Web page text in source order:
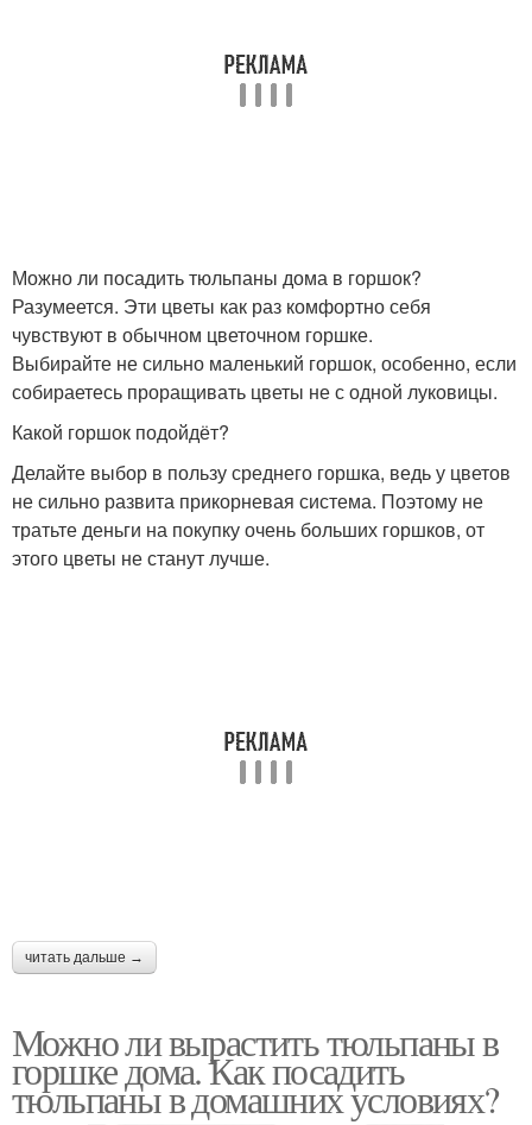
Можно ли посадить тюльпаны дома в горшок?
Разумеется. Эти цветы как раз комфортно себя
чувствуют в обычном цветочном горшке.
Выбирайте не сильно маленький горшок, особенно, если
собираетесь проращивать цветы не с одной луковицы.
Какой горшок подойдёт?
Делайте выбор в пользу среднего горшка, ведь у цветов
не сильно развита прикорневая система. Поэтому не
тратьте деньги на покупку очень больших горшков, от
этого цветы не станут лучше.
читать дальше →
Можно ли вырастить тюльпаны в
горшке дома. Как посадить
тюльпаны в домашних условиях?